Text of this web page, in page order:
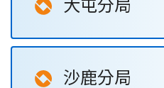
大屯分局
沙鹿分局